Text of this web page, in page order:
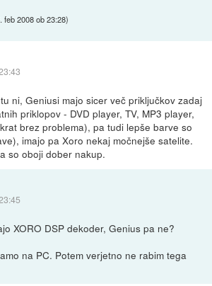
feb 2008 ob 23:28)
ni, Geniusi majo sicer več priključkov zadaj
priklopov - DVD player, TV, MP3 player,
brez problema), pa tudi lepše barve so
imajo pa Xoro nekaj močnejše satelite.
so oboji dober nakup.
XORO DSP dekoder, Genius pa ne?
na PC. Potem verjetno ne rabim tega